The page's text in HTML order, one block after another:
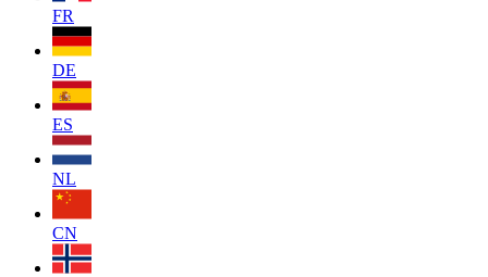
FR
DE
ES
NL
CN